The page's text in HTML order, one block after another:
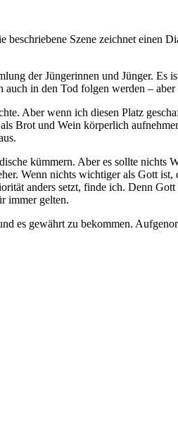
Szene zeichnet einen
der Jüngerinnen und Jünger.
in den Tod folgen werden –
Aber wenn ich diesen Platz
Brot und Wein körperlich
kümmern. Aber es sollte nichts
Wenn nichts wichtiger als Gott
anders setzt, finde ich. Denn
immer gelten.
es gewährt zu bekommen.